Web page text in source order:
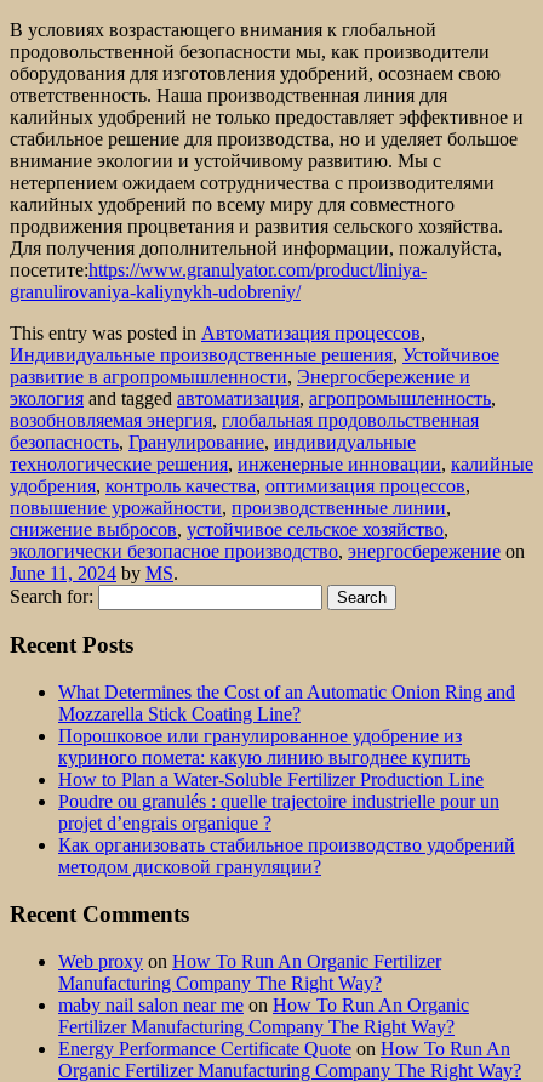
В условиях возрастающего внимания к глобальной
продовольственной безопасности мы, как производители
оборудования для изготовления удобрений, осознаем свою
ответственность. Наша производственная линия для
калийных удобрений не только предоставляет эффективное и
стабильное решение для производства, но и уделяет большое
внимание экологии и устойчивому развитию. Мы с
нетерпением ожидаем сотрудничества с производителями
калийных удобрений по всему миру для совместного
продвижения процветания и развития сельского хозяйства.
Для получения дополнительной информации, пожалуйста,
посетите:https://www.granulyator.com/product/liniya-
granulirovaniya-kaliynykh-udobreniy/
This entry was posted in Автоматизация процессов,
Индивидуальные производственные решения, Устойчивое
развитие в агропромышленности, Энергосбережение и
экология and tagged автоматизация, агропромышленность,
возобновляемая энергия, глобальная продовольственная
безопасность, Гранулирование, индивидуальные
технологические решения, инженерные инновации, калийные
удобрения, контроль качества, оптимизация процессов,
повышение урожайности, производственные линии,
снижение выбросов, устойчивое сельское хозяйство,
экологически безопасное производство, энергосбережение on
June 11, 2024 by MS.
Search for:
Recent Posts
What Determines the Cost of an Automatic Onion Ring and
Mozzarella Stick Coating Line?
Порошковое или гранулированное удобрение из
куриного помета: какую линию выгоднее купить
How to Plan a Water-Soluble Fertilizer Production Line
Poudre ou granulés : quelle trajectoire industrielle pour un
projet d’engrais organique ?
Как организовать стабильное производство удобрений
методом дисковой грануляции?
Recent Comments
Web proxy on How To Run An Organic Fertilizer
Manufacturing Company The Right Way?
maby nail salon near me on How To Run An Organic
Fertilizer Manufacturing Company The Right Way?
Energy Performance Certificate Quote on How To Run An
Organic Fertilizer Manufacturing Company The Right Way?